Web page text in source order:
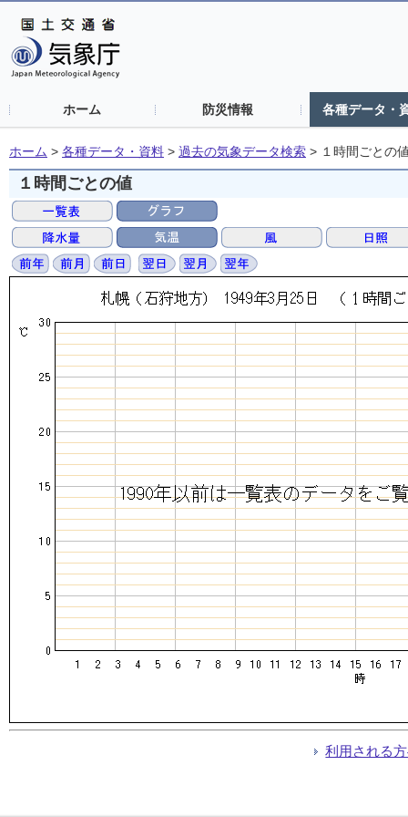
ホーム 防災情報 各種データ・
ホーム > 各種データ・資料 > 過去の気象データ検索 > １時間ごとの
１時間ごとの値
利用される